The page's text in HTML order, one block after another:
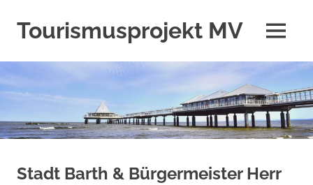
Inhalt
springen
Tourismusprojekt MV MENÜ
Stadt Barth & Bürgermeister Herr